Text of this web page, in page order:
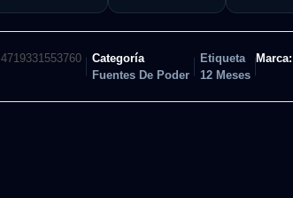
4719331553760
Categoría
Fuentes De Poder
Etiqueta
12 Meses
Marca: